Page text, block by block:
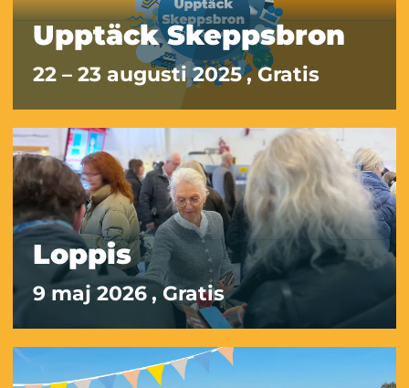
Upptäck Skeppsbron
22 – 23 augusti 2025, Gratis
Loppis
9 maj 2026, Gratis